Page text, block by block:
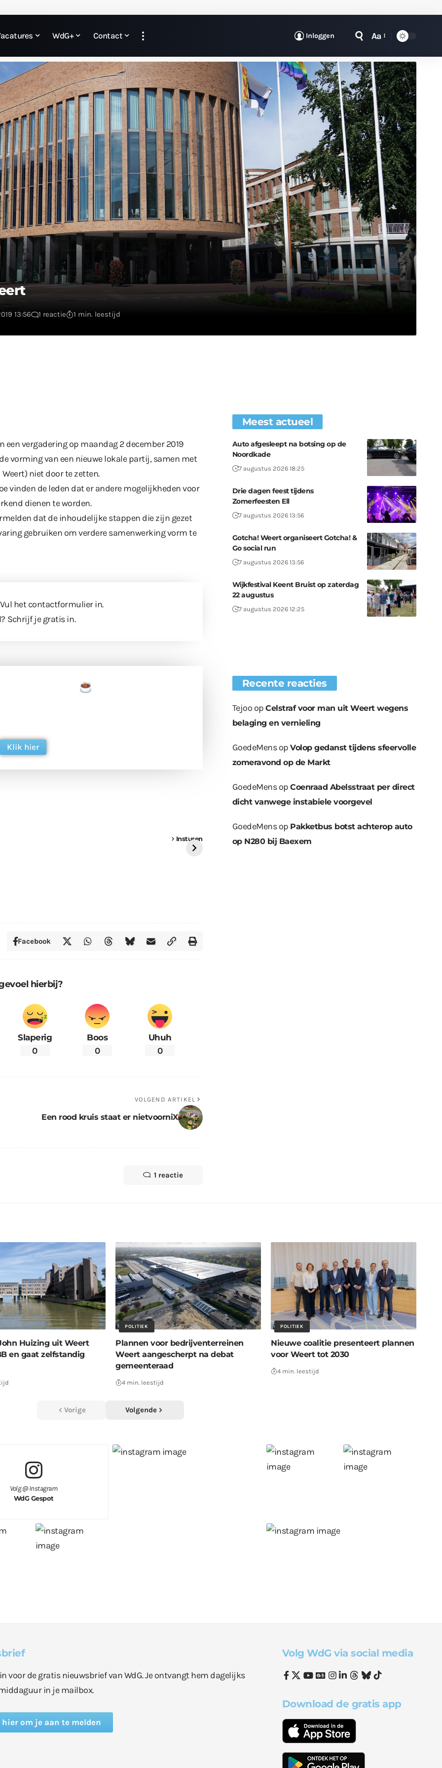
WdG+ Contact Inloggen Aa
13:56 1 reactie 1 min. leestijd
een vergadering op maandag 2 december 2019
vorming van een nieuwe lokale partij, samen met
niet door te zetten.
vinden de leden dat er andere mogelijkheden voor
dienen te worden.
dat de inhoudelijke stappen die zijn gezet
gebruiken om verdere samenwerking vorm te
het contactformulierin.
Schrijf je gratis in.
Klik hier
Insturen
Nieuwe bomen
geplaatst op
Stationsplein
Wat er in kan, kan er
ook uit
Bende bij
Facebook
hierbij?
Slaperig
0
Boos
0
Uhuh
0
VOLGEND ARTIKEL
Een rood kruis staat er nietvoorniX
1 reactie
Meest actueel
Auto afgesleept na botsing op de
Noordkade
7 augustus 2026 18:25
Drie dagen feest tijdens
Zomerfeesten Ell
7 augustus 2026 13:56
Gotcha! Weert organiseert Gotcha! &
Go social run
7 augustus 2026 13:56
Wijkfestival Keent Bruist op zaterdag
22 augustus
7 augustus 2026 12:25
Recente reacties
Tejoo opCelstraf voor man uit Weert wegens
belaging en vernieling
GoedeMensopVolop gedanst tijdens sfeervolle
zomeravond op de Markt
GoedeMensopCoenraad Abelsstraat per direct
dicht vanwege instabiele voorgevel
GoedeMensop Pakketbus botst achterop auto
op N280 bij Baexem
Huizing uit Weert
en gaat zelfstandig
POLITIEK
Plannen voor bedrijventerreinen
Weert aangescherpt na debat
gemeenteraad
4 min. leestijd
POLITIEK
Nieuwe coalitie presenteert plannen
voor Weert tot 2030
4 min. leestijd
Vorige Volgende
Volg @ Instagram
WdG Gespot
voor de gratis nieuwsbrief van WdG. Je ontvangt hem dagelijks
in je mailbox.
om je aan te melden
Volg WdG via social media
Download de gratis app